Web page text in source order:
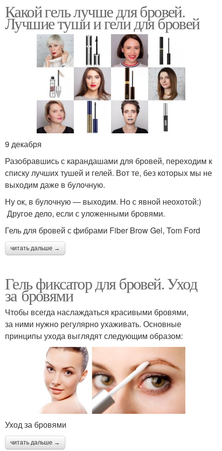
Какой гель лучше для бровей.
Лучшие туши и гели для бровей
9 декабря
Разобравшись с карандашами для бровей, переходим к
списку лучших тушей и гелей. Вот те, без которых мы не
выходим даже в булочную.
Ну ок, в булочную — выходим. Но с явной неохотой:)
Другое дело, если с уложенными бровями.
Гель для бровей с фибрами Fiber Brow Gel, Tom Ford
читать дальше →
Гель фиксатор для бровей. Уход
за бровями
Чтобы всегда наслаждаться красивыми бровями,
за ними нужно регулярно ухаживать. Основные
принципы ухода выглядят следующим образом:
Уход за бровями
читать дальше →